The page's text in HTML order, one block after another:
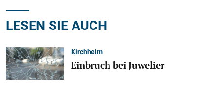
LESEN SIE AUCH
Kirchheim
Einbruch bei Juwelier